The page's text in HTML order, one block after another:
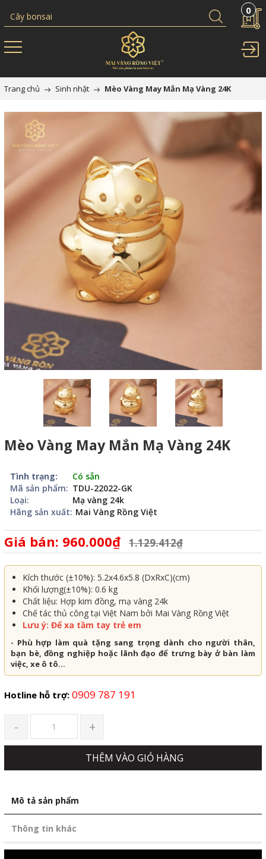
0
Trang chủ Sinh nhật Mèo Vàng May Mắn Mạ Vàng 24K
Mèo Vàng May Mắn Mạ Vàng 24K
Tình trạng:
Có sẵn
Mã sản phẩm: TDU-22022-GK
Loại:
Mạ vàng 24k
Hãng sản xuất: Mai Vàng Rồng Việt
Giá bán: 960.000₫ 1.129.412₫
Kích thước (±10%): 5.2x4.6x5.8 (DxRxC)(cm)
Khối lượng(±10%): 0.6 kg
Chất liệu: Hợp kim đồng, mạ vàng 24k
Chế tác thủ công tại Việt Nam bởi Mai Vàng Rồng Việt
Lưu ý: Để xa tầm tay trẻ em
- Phù hợp làm quà tặng sang trọng dành cho người thân,
bạn bè, đồng nghiệp hoặc lãnh đạo để trưng bày ở bàn làm
việc, xe ô tô...
Hotline hỗ trợ: 0909 787 191
- +
THÊM VÀO GIỎ HÀNG
Mô tả sản phẩm
Thông tin khác